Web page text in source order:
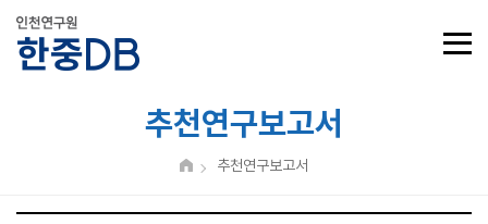
추천연구보고서
추천연구보고서